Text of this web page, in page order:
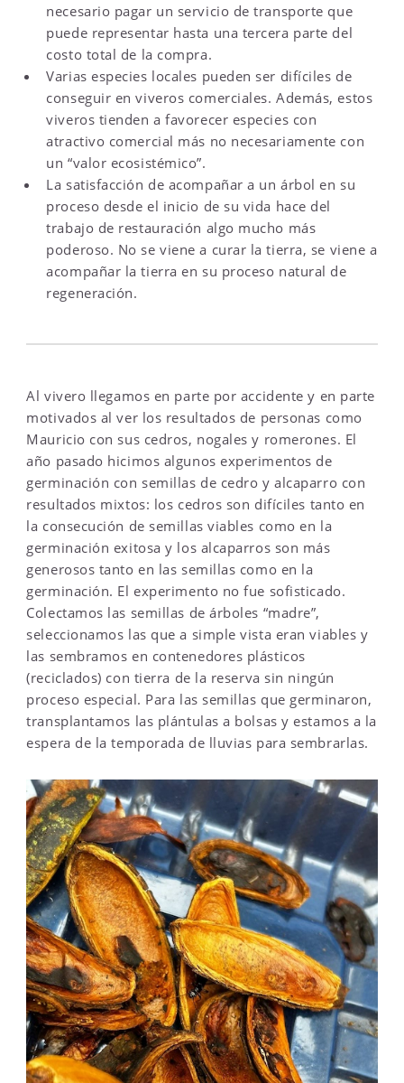
necesario pagar un servicio de transporte que
puede representar hasta una tercera parte del
costo total de la compra.
Varias especies locales pueden ser difíciles de
conseguir en viveros comerciales. Además, estos
viveros tienden a favorecer especies con
atractivo comercial más no necesariamente con
un “valor ecosistémico”.
La satisfacción de acompañar a un árbol en su
proceso desde el inicio de su vida hace del
trabajo de restauración algo mucho más
poderoso. No se viene a curar la tierra, se viene a
acompañar la tierra en su proceso natural de
regeneración.
Al vivero llegamos en parte por accidente y en parte
motivados al ver los resultados de personas como
Mauricio con sus cedros, nogales y romerones. El
año pasado hicimos algunos experimentos de
germinación con semillas de cedro y alcaparro con
resultados mixtos: los cedros son difíciles tanto en
la consecución de semillas viables como en la
germinación exitosa y los alcaparros son más
generosos tanto en las semillas como en la
germinación. El experimento no fue sofisticado.
Colectamos las semillas de árboles “madre”,
seleccionamos las que a simple vista eran viables y
las sembramos en contenedores plásticos
(reciclados) con tierra de la reserva sin ningún
proceso especial. Para las semillas que germinaron,
transplantamos las plántulas a bolsas y estamos a la
espera de la temporada de lluvias para sembrarlas.